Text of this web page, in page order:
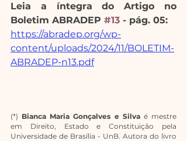
Leia a íntegra do Artigo no
Boletim ABRADEP #13 - pág. 05:
https://abradep.org/wp-
content/uploads/2024/11/BOLETIM-
ABRADEP-n13.pdf
(*) Bianca Maria Gonçalves e Silva é mestre
em Direito, Estado e Constituição pela
Universidade de Brasília - UnB. Autora do livro